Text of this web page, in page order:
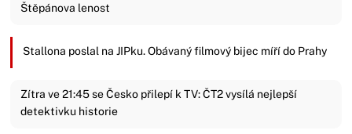
Štěpánova lenost
Stallona poslal na JIPku. Obávaný filmový bijec míří do Prahy
Zítra ve 21:45 se Česko přilepí k TV: ČT2 vysílá nejlepší
detektivku historie